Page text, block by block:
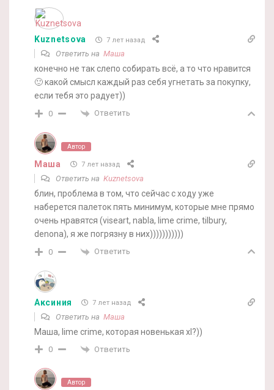
Kuznetsova 7 лет назад
Ответить на Маша
конечно не так слепо собирать всё, а то что нравится
🙂 какой смысл каждый раз себя угнетать за покупку,
если тебя это радует))
0 Ответить
Автор
Маша 7 лет назад
Ответить на Kuznetsova
блин, проблема в том, что сейчас с ходу уже
наберется палеток пять минимум, которые мне прямо
очень нравятся (viseart, nabla, lime crime, tilbury,
denona), я же погрязну в них)))))))))))
0 Ответить
Аксиния 7 лет назад
Ответить на Маша
Маша, lime crime, которая новенькая xl?))
0 Ответить
Автор